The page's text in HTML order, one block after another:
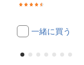
一緒に買う